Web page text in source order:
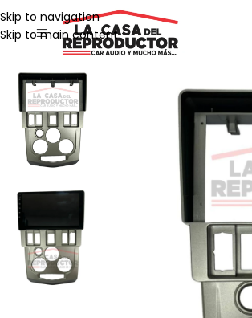
Skip to navigation
Skip to main content